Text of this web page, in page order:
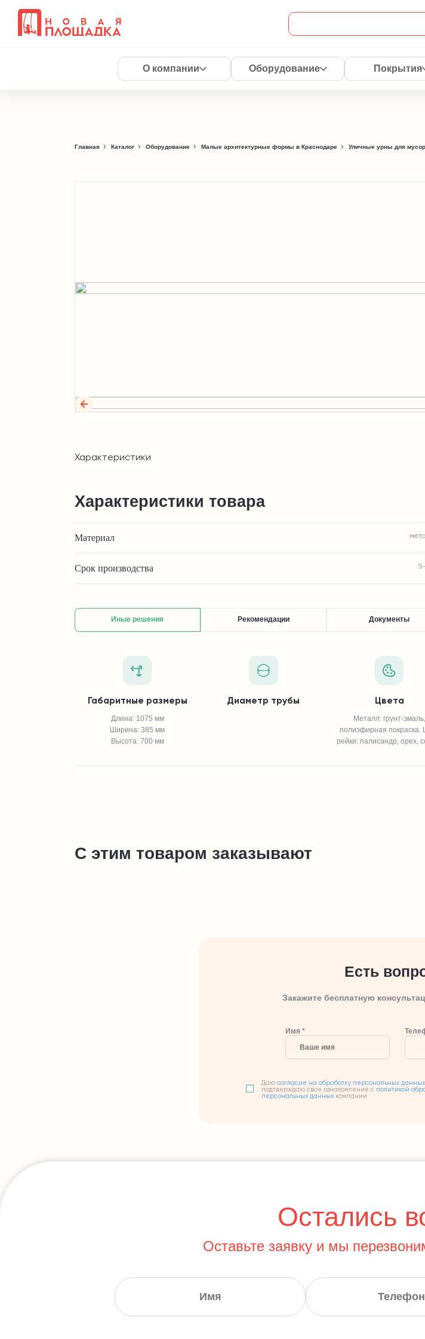
О компании Оборудование Покрытия
Главная Каталог Оборудование Малые архитектурные формы в Краснодаре Уличные урны для
Характеристики
Характеристики товара
Материал
Срок производства
Иные решения Рекомендации Документы
Габаритные размеры
Длина: 1075 мм
Ширина: 385 мм
Высота: 700 мм
Диаметр трубы Цвета
Металл: грунт-эмаль,
полиэфирная покраска.
рейки: палисандр, орех,
С этим товаром заказывают
Есть
Закажите бесплатную
Имя *
Даю согласие на обработку персональных данных
подтверждаю свое ознакомление с политикой
персональных данных компании
Остались
Оставьте заявку и мы